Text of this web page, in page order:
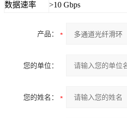
数据速率
>10 Gbps
产品：
您的单位：
您的姓名：